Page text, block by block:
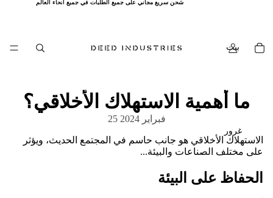
شحن سريع مجاني على جميع الطلبات في جميع أنحاء العالم
شحن سريع مجاني على جميع الطلبات في جميع أنحاء العالم
بيت
غرور
ما أهمية الاستهلاك الأخلاقي؟
25 فبراير 2024
الاستهلاك الأخلاقي هو جانب حاسم في المجتمع الحديث، ويؤثر
على مختلف الصناعات والبيئة...
الحفاظ على البيئة